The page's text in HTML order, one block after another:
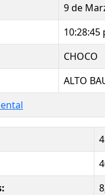
9 de
10:28:45
CHOCO
ALTO